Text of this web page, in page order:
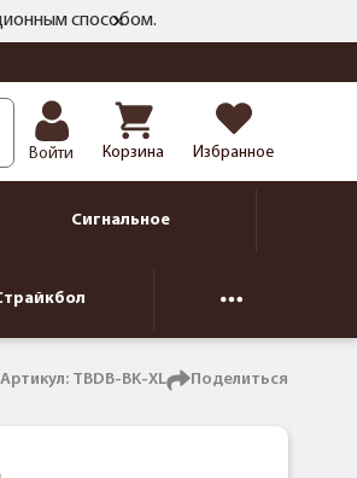
способом.
Войти Корзина Избранное
Сигнальное
Артикул: TBDB-BK-XL Поделиться